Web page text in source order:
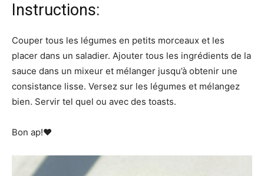
Instructions:
Couper tous les légumes en petits morceaux et les
placer dans un saladier. Ajouter tous les ingrédients de la
sauce dans un mixeur et mélanger jusqu’à obtenir une
consistance lisse. Versez sur les légumes et mélangez
bien. Servir tel quel ou avec des toasts.
Bon ap!❤️